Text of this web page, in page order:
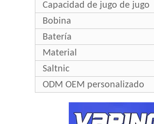
Capacidad de jugo de jugo
Bobina
Batería
Material
Saltnic
ODM OEM personalizado